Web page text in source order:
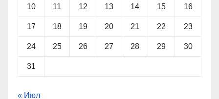
10 11 12 13 14 15 16
17 18 19 20 21 22 23
24 25 26 27 28 29 30
31
« Июл